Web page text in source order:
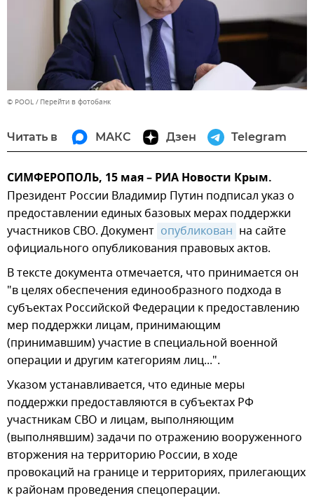
© POOL Перейти в фотобанк
Читать в МАКС Дзен Telegram
СИМФЕРОПОЛЬ, 15 мая – РИА Новости Крым.
Президент России Владимир Путин подписал указ о
предоставлении единых базовых мерах поддержки
участников СВО. Документ опубликован на сайте
официального опубликования правовых актов.
В тексте документа отмечается, что принимается он
"в целях обеспечения единообразного подхода в
субъектах Российской Федерации к предоставлению
мер поддержки лицам, принимающим
(принимавшим) участие в специальной военной
операции и другим категориям лиц...".
Указом устанавливается, что единые меры
поддержки предоставляются в субъектах РФ
участникам СВО и лицам, выполняющим
(выполнявшим) задачи по отражению вооруженного
вторжения на территорию России, в ходе
провокаций на границе и территориях, прилегающих
к районам проведения спецоперации.